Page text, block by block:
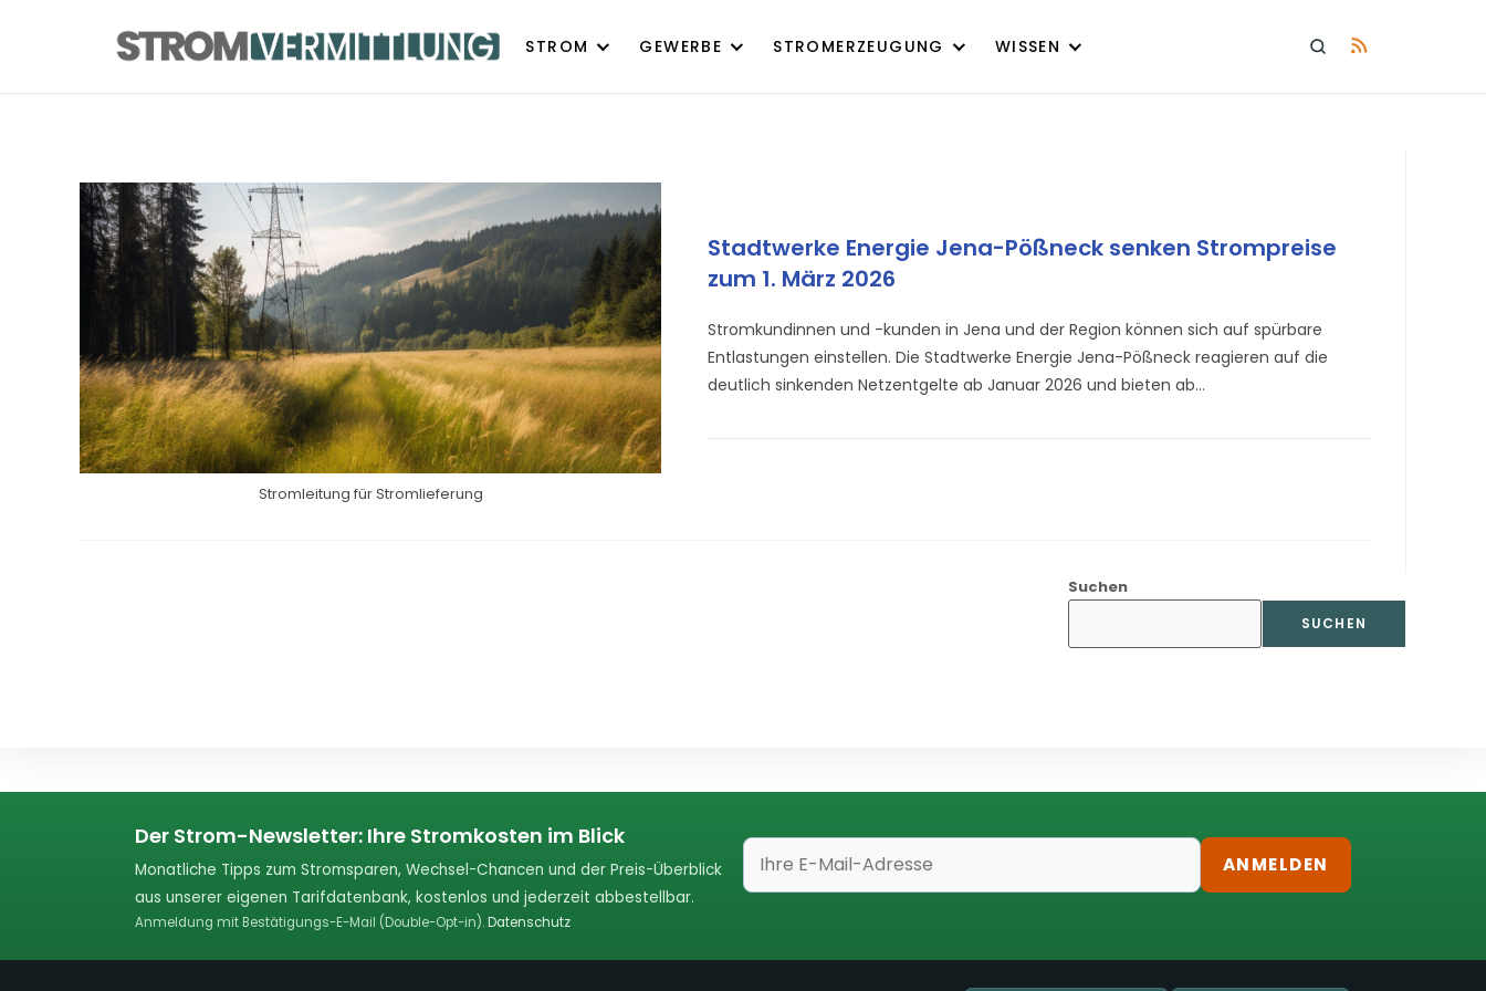
STROM GEWERBE STROMERZEUGUNG WISSEN
Stromleitung für Stromlieferung
Stadtwerke Energie Jena-Pößneck senken Strompreise
zum 1. März 2026
Stromkundinnen und -kunden in Jena und der Region können sich auf spürbare
Entlastungen einstellen. Die Stadtwerke Energie Jena-Pößneck reagieren auf die
deutlich sinkenden Netzentgelte ab Januar 2026 und bieten ab…
Suchen
SUCHEN
Der Strom-Newsletter: Ihre Stromkosten im Blick
Monatliche Tipps zum Stromsparen, Wechsel-Chancen und der Preis-Überblick
aus unserer eigenen Tarifdatenbank, kostenlos und jederzeit abbestellbar.
ANMELDEN
Anmeldung mit Bestätigungs-E-Mail (Double-Opt-in).Datenschutz